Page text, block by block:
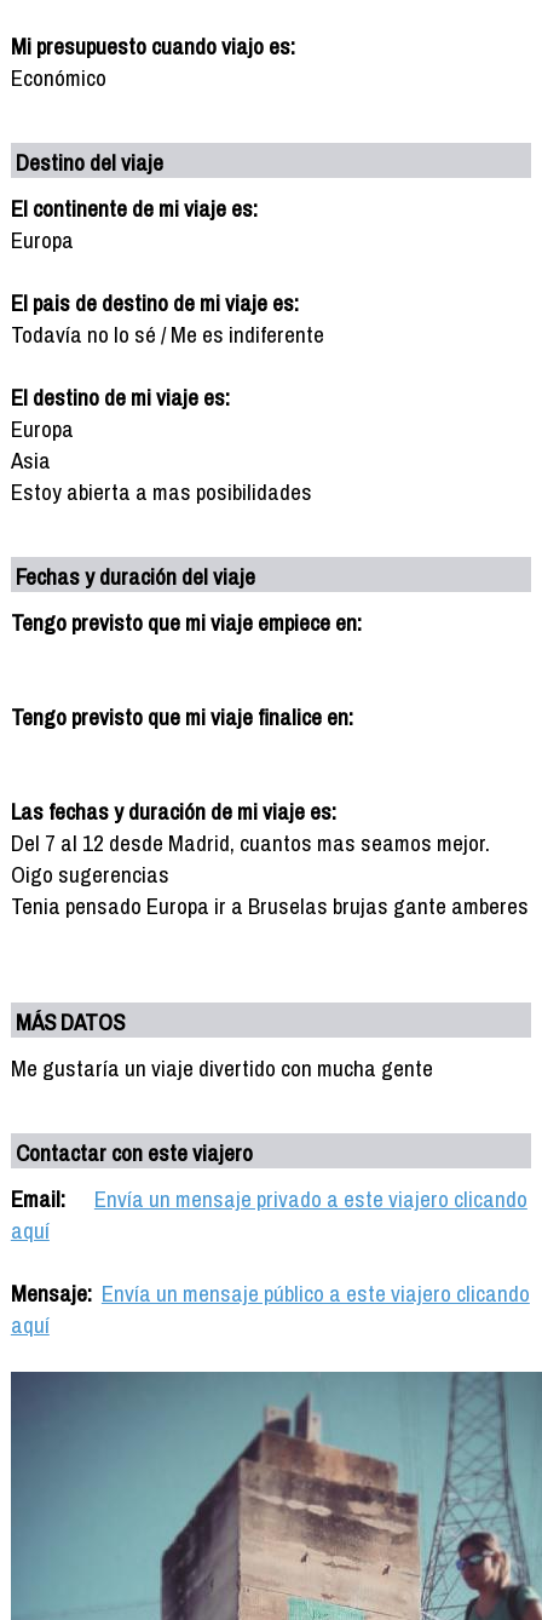
Mi presupuesto cuando viajo es:
Económico
Destino del viaje
El continente de mi viaje es:
Europa
El pais de destino de mi viaje es:
Todavía no lo sé / Me es indiferente
El destino de mi viaje es:
Europa
Asia
Estoy abierta a mas posibilidades
Fechas y duración del viaje
Tengo previsto que mi viaje empiece en:
Tengo previsto que mi viaje finalice en:
Las fechas y duración de mi viaje es:
Del 7 al 12 desde Madrid, cuantos mas seamos mejor.
Oigo sugerencias
Tenia pensado Europa ir a Bruselas brujas gante amberes
MÁS DATOS
Me gustaría un viaje divertido con mucha gente
Contactar con este viajero
Email:
Envía un mensaje privado a este viajero clicando
aquí
Mensaje: Envía un mensaje público a este viajero clicando
aquí